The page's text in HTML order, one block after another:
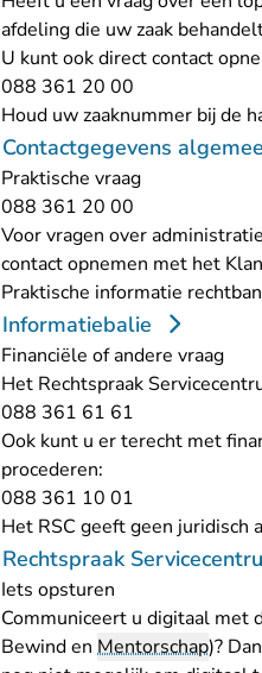
afdeling die uw zaak
U kunt ook direct contact
088 361 20 00
Houd uw zaaknummer bij de
Contactgegevens
Praktische vraag
088 361 20 00
Voor vragen over
contact opnemen met het
Praktische informatie
Informatiebalie
Financiële of andere vraag
Het Rechtspraak
088 361 61 61
Ook kunt u er terecht met
procederen:
088 361 10 01
Het RSC geeft geen juridisch
Rechtspraak
Iets opsturen
Communiceert u digitaal met
Bewind en Mentorschap)?